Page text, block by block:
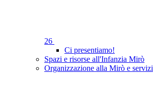
26
Ci presentiamo!
Spazi e risorse all'Infanzia Mirò
Organizzazione alla Mirò e servizi